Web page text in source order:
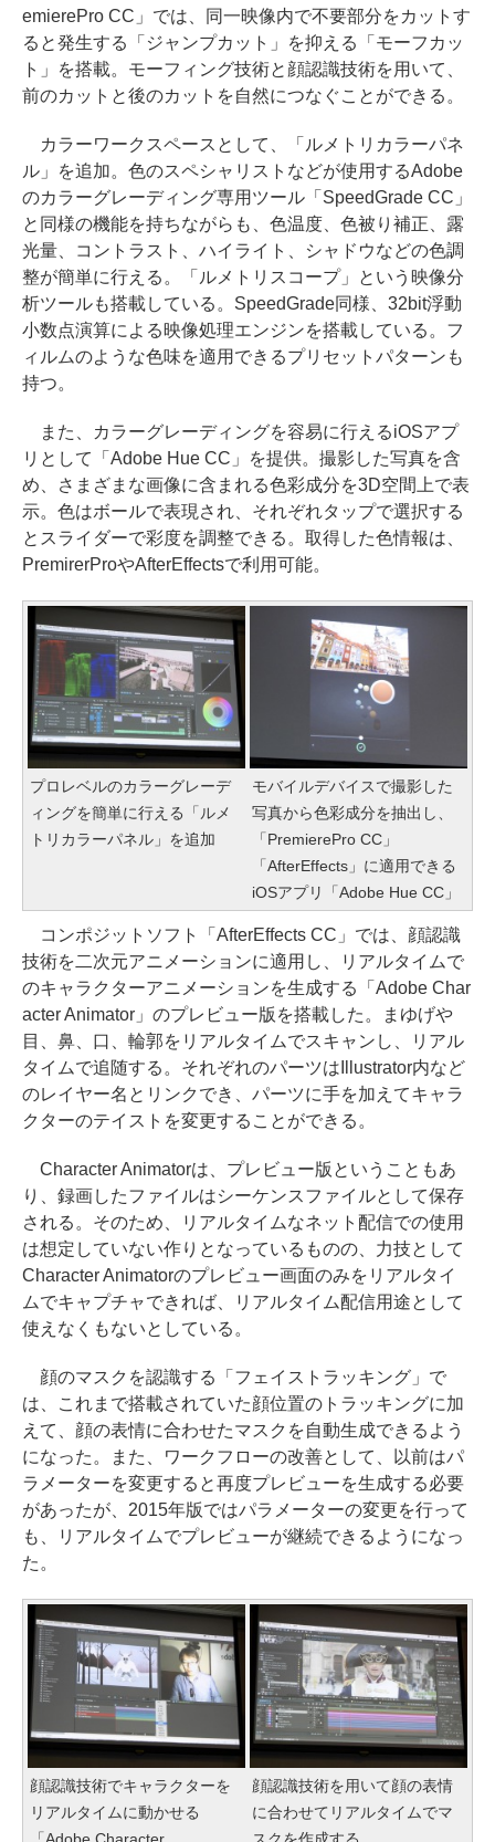
emierePro CC」では、同一映像内で不要部分をカットす
ると発生する「ジャンプカット」を抑える「モーフカッ
ト」を搭載。モーフィング技術と顔認識技術を用いて、
前のカットと後のカットを自然につなぐことができる。
カラーワークスペースとして、「ルメトリカラーパネ
ル」を追加。色のスペシャリストなどが使用するAdobe
のカラーグレーディング専用ツール「SpeedGrade CC」
と同様の機能を持ちながらも、色温度、色被り補正、露
光量、コントラスト、ハイライト、シャドウなどの色調
整が簡単に行える。「ルメトリスコープ」という映像分
析ツールも搭載している。SpeedGrade同様、32bit浮動
小数点演算による映像処理エンジンを搭載している。フ
ィルムのような色味を適用できるプリセットパターンも
持つ。
また、カラーグレーディングを容易に行えるiOSアプ
リとして「Adobe Hue CC」を提供。撮影した写真を含
め、さまざまな画像に含まれる色彩成分を3D空間上で表
示。色はボールで表現され、それぞれタップで選択する
とスライダーで彩度を調整できる。取得した色情報は、
PremirerProやAfterEffectsで利用可能。
プロレベルのカラーグレーデ
ィングを簡単に行える「ルメ
トリカラーパネル」を追加
モバイルデバイスで撮影した
写真から色彩成分を抽出し、
「PremierePro CC」
「AfterEffects」に適用できる
iOSアプリ「Adobe Hue CC」
コンポジットソフト「AfterEffects CC」では、顔認識
技術を二次元アニメーションに適用し、リアルタイムで
のキャラクターアニメーションを生成する「Adobe Char
acter Animator」のプレビュー版を搭載した。まゆげや
目、鼻、口、輪郭をリアルタイムでスキャンし、リアル
タイムで追随する。それぞれのパーツはIllustrator内など
のレイヤー名とリンクでき、パーツに手を加えてキャラ
クターのテイストを変更することができる。
Character Animatorは、プレビュー版ということもあ
り、録画したファイルはシーケンスファイルとして保存
される。そのため、リアルタイムなネット配信での使用
は想定していない作りとなっているものの、力技として
Character Animatorのプレビュー画面のみをリアルタイ
ムでキャプチャできれば、リアルタイム配信用途として
使えなくもないとしている。
顔のマスクを認識する「フェイストラッキング」で
は、これまで搭載されていた顔位置のトラッキングに加
えて、顔の表情に合わせたマスクを自動生成できるよう
になった。また、ワークフローの改善として、以前はパ
ラメーターを変更すると再度プレビューを生成する必要
があったが、2015年版ではパラメーターの変更を行って
も、リアルタイムでプレビューが継続できるようになっ
た。
顔認識技術でキャラクターを
リアルタイムに動かせる
顔認識技術を用いて顔の表情
に合わせてリアルタイムでマ